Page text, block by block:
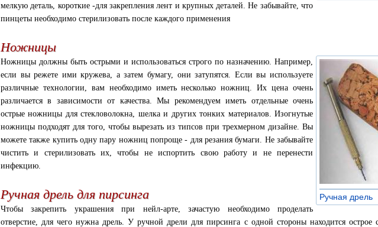
мелкую деталь, короткие -для закрепления лент и крупных деталей. Не забывайте, что
пинцеты необходимо стерилизовать после каждого применения
Ножницы
Ручная дрель
Ножницы должны быть острыми и использоваться строго по назначению. Например,
если вы режете ими кружева, а затем бумагу, они затупятся. Если вы используете
различные технологии, вам необходимо иметь несколько ножниц. Их цена очень
различается в зависимости от качества. Мы рекомендуем иметь отдельные очень
острые ножницы для стекловолокна, шелка и других тонких материалов. Изогнутые
ножницы подходят для того, чтобы вырезать из типсов при трехмерном дизайне. Вы
можете также купить одну пару ножниц попроще - для резания бумаги. Не забывайте
чистить и стерилизовать их, чтобы не испортить свою работу и не перенести
инфекцию.
Ручная дрель для пирсинга
Чтобы закрепить украшения при нейл-арте, зачастую необходимо проделать
отверстие, для чего нужна дрель. У ручной дрели для пирсинга с одной стороны находится острое